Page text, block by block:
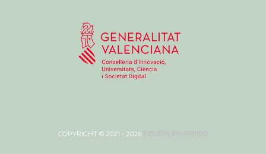
COPYRIGHT © 2021 - 2026